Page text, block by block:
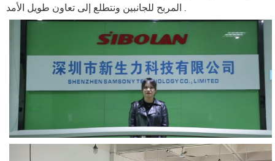
المربح للجانبين ونتطلع إلى تعاون طويل الأمد .